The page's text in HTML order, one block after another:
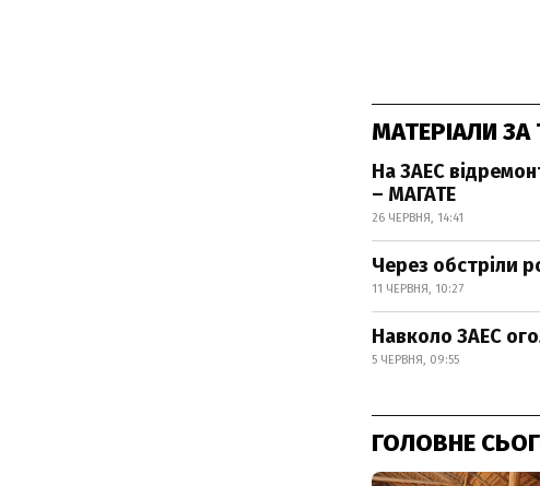
МАТЕРІАЛИ
На ЗАЕС
– МАГАТЕ
26 ЧЕРВНЯ, 14:41
Через обстріли
11 ЧЕРВНЯ, 10:27
Навколо ЗАЕС
5 ЧЕРВНЯ, 09:55
ГОЛОВНЕ